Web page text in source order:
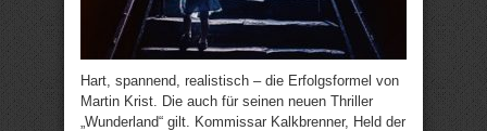
Hart, spannend, realistisch – die Erfolgsformel von
Martin Krist. Die auch für seinen neuen Thriller
„Wunderland“ gilt. Kommissar Kalkbrenner, Held der